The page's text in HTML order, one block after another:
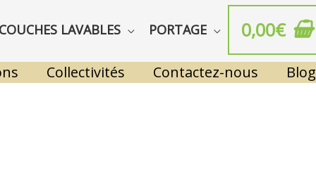
COUCHES LAVABLES PORTAGE 0,00€
Collectivités Contactez-nous Blog